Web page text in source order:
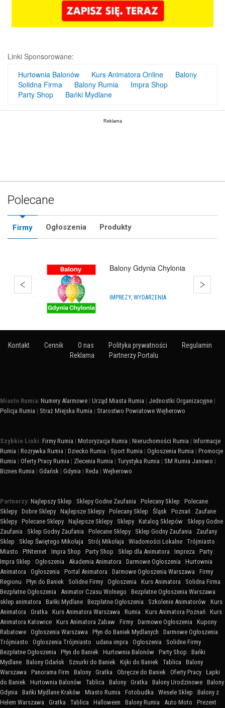
Linki Sponsorowane:
Hurtownia Balonów
Kurs Animatora Online
Balony
Solidna Firma
Balony Rumia
Impra Shop
Party Shop
Bańki Mydlane
Polecane
Firmy Ogłoszenia Produkty
Balony Rumia
ARTYKUŁY NA IMPREZY
Kontakt Cennik O nas Polityka prywatności
Regulamin
Reklama
Partnerzy Portalu
Miasto Rumia: Numery Alarmowe | Urząd Miasta Rumia | Jednostki Organizacyjne |
Policja Rumia | Straż Miejska Rumia | Starostwo Powiatowe Wejherowo
Szybkie Linki: Firmy Rumia | Motoryzacja Rumia | Nieruchomości Rumia | Informacje
Rumia | Rozrywka Rumia | Dziecko Rumia | Sport Rumia | Ogłoszenia Rumia | Promocje
Rumia | Oferty Pracy Rumia | Zlecenia Rumia | Turystyka Rumia | SM Rumia Janowo |
Biznes Rumia | Gdańsk | Gdynia | Reda | Wejherowo
Partnerzy: Najlepszy Sklep : Sklepy Godne Zaufania : Polecany Sklep : Polecane
Sklepy : Dobre Sklepy : Najlepsze Sklepy : Polecany Sklep : Śląsk : Poznań : Zaufane
Sklepy : Polecane Sklepy : Najlepsze Sklepy : Sklepy : Katalog Sklepów : Sklepy Godne
Zaufania : Sklep Godny Zaufania : Polecane Sklepy : Sklep Godny Zaufania : Zaufany
Sklep : Sklep Świętego Mikołaja : Strój Mikołaja : Wiadomości Lokalne : Trójmiasto :
Miasto : PINternet : Impra Shop : Party Shop : Sklep dla Animatora : Impreza : Party :
Impra Sklep : Ogłoszenia : Akademia Animatora : Darmowe Ogłoszenia : Hurtownia
Animatora : Ogłoszenia : Portal Animatora : Darmowe Ogłoszenia Warszawa : Firmy
Regionu : Płyn do Baniek : Solidne Firmy : Ogłoszenia : Kurs Animatora : Solidna Firma :
Bezpłatne Ogłoszenia : Animator Czasu Wolnego : Bezpłatne Ogłoszenia Warszawa :
sklep animatora : Bańki Mydlane : Bezpłatne Ogłoszenia : Szkolenie Animatorów : Kurs
Animatora : Gratka : Kurs Animatora Warszawa : Rumia : Kurs Animatora Poznań : Kurs
Animatora Katowice : Kurs Animatora Zabaw : Firmy : Darmowe Ogłoszenia : Kupony
Rabatowe : Ogłoszenia Warszawa : Płyn do Baniek Mydlanych : Darmowe Ogłoszenia
Trójmiasto : Ogłoszenia Trójmiasto : udana impra : Ogłoszenia : Solidne Firmy :
Bezpłatne Ogłoszenia : Płyn do Baniek : Hurtownia Balonów : Party Shop : Bańki
Mydlane : Balony Gdańsk : Sznurki do Baniek : Kijki do Baniek : Tablica : Balony
Warszawa : Panorama Firm : Balony : Gratka : Obręcze do Baniek : Oferty Pracy : Łapki
do Baniek : Hurtownia Balonów : Tablica : Balony : Gratka : Balony Urodzinowe : Balony
Gdynia : Bańki Mydlane Kraków : Miasto Rumia : Fotobudka : Wesele Sklep : Balony z
Helem Warszawa : Gratka : Tablica : Halloween : Balony Rumia : Auto Moto : Prezent :